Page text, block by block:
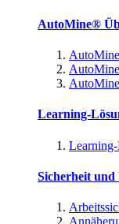
AutoMine®
Learning-
Sicherheit und